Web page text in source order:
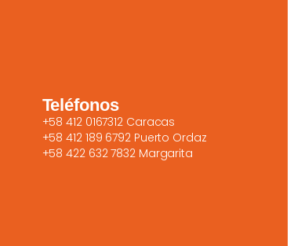
Teléfonos
+58 412 0167312 Caracas
+58 412 189 6792 Puerto Ordaz
+58 422 632 7832 Margarita